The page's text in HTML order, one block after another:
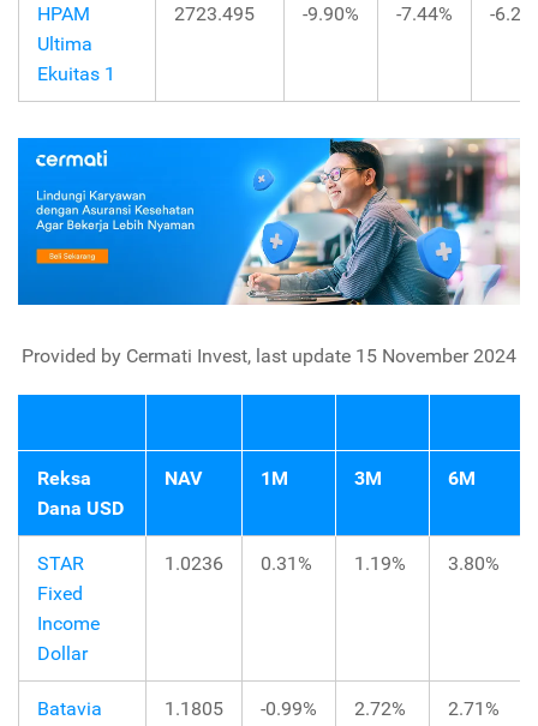
HPAM
Ultima
Ekuitas 1
2723.495 -9.90% -7.44% -
Provided by Cermati Invest, last update 15 November 2024
Reksa
Dana USD
NAV 1M 3M 6M
STAR
Fixed
Income
Dollar
1.0236 0.31% 1.19% 3.80%
Batavia
1.1805 -0.99% 2.72% 2.71%